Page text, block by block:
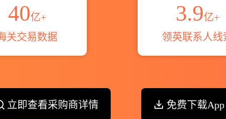
40亿+
关交易数据
3.9亿+
领英联系人线
立即查看采购商详情 免费下载App